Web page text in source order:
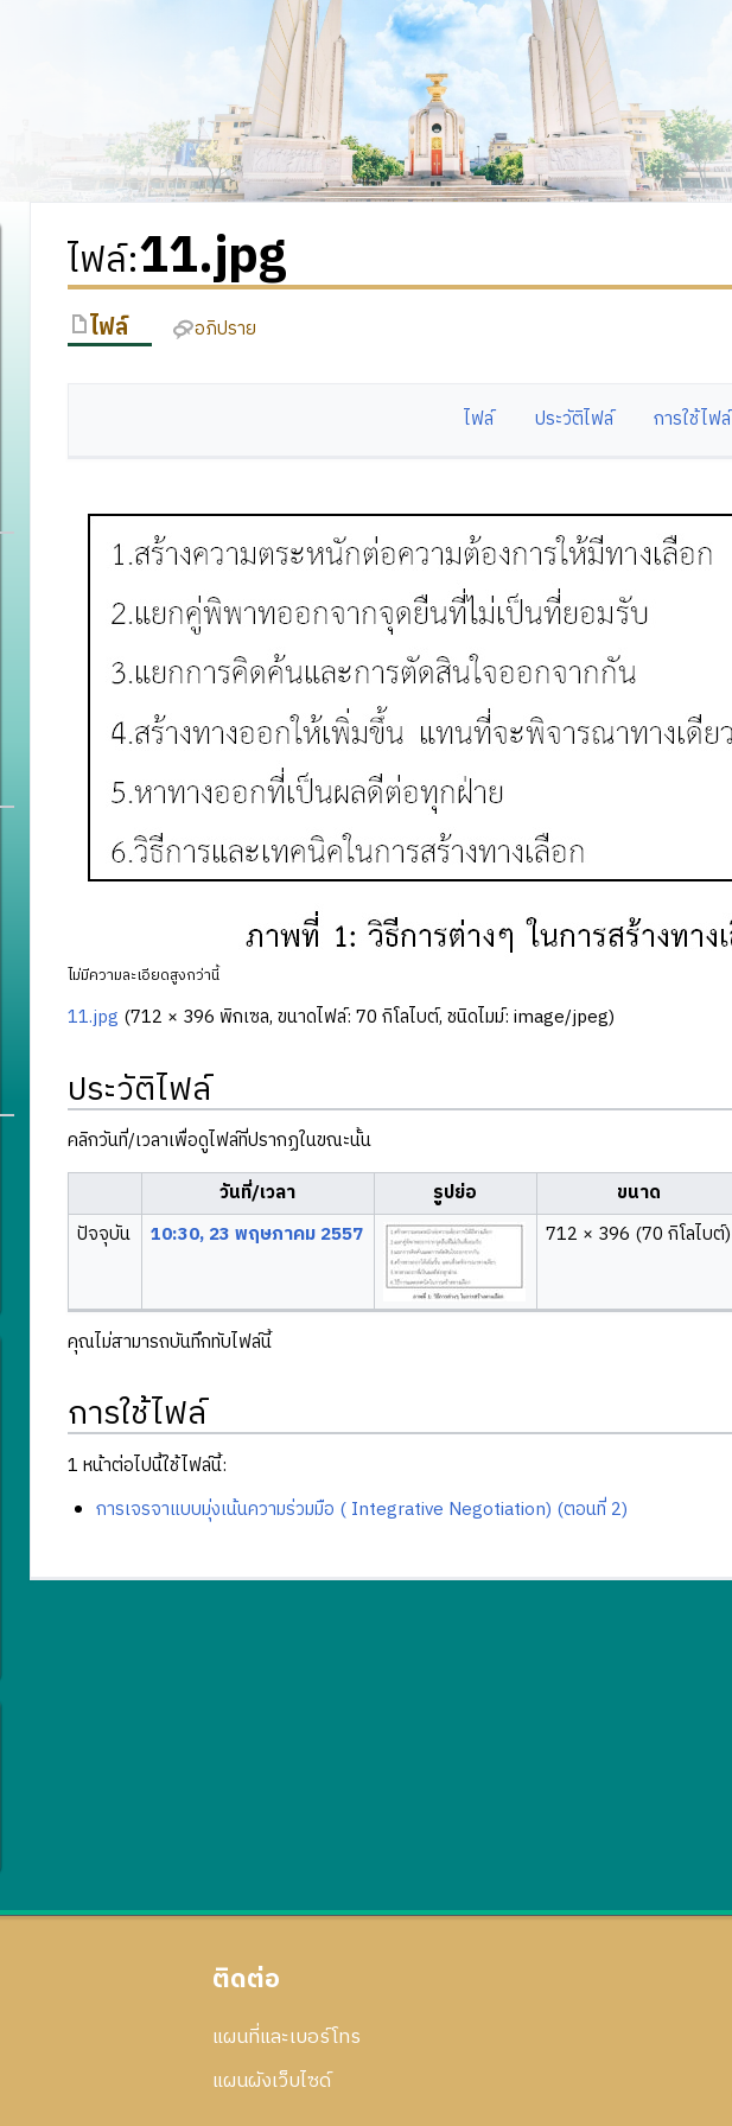
ไฟล์:11.jpg
ไฟล์ อภิปราย
ไฟล์ ประวัติไฟล์ การใช้ไฟล์
ไม่มีความละเอียดสูงกว่านี้
11.jpg (712 × 396 พิกเซล, ขนาดไฟล์: 70 กิโลไบต์, ชนิดไมม์: image/jpeg)
ประวัติไฟล์
คลิกวันที่/เวลาเพื่อดูไฟล์ที่ปรากฏในขณะนั้น
วันที่/เวลา
รูปย่อ ขนาด
ปัจจุบัน
10:30, 23 พฤษภาคม 2557 712 × 396 (70 กิโลไบต์)
คุณไม่สามารถบันทึกทับไฟล์นี้
การใช้ไฟล์
1 หน้าต่อไปนี้ใช้ไฟล์นี้:
การเจรจาแบบมุ่งเน้นความร่วมมือ ( Integrative Negotiation) (ตอนที่ 2)
ติดต่อ
แผนที่และเบอร์โทร
แผนผังเว็บไซด์